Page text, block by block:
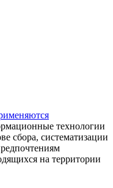
технологии
сбора, систематизации
на территории